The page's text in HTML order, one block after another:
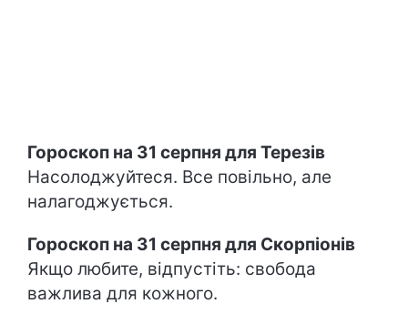
Гороскоп на 31 серпня для Терезів
Насолоджуйтеся. Все повільно, але
налагоджується.
Гороскоп на 31 серпня для Скорпіонів
Якщо любите, відпустіть: свобода
важлива для кожного.